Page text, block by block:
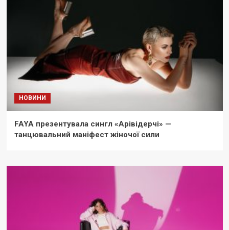
НОВИНИ
FAYA презентувала сингл «Арівідерчі» —
танцювальний маніфест жіночої сили